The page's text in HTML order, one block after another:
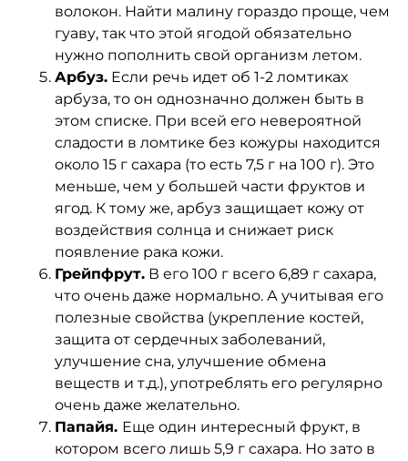
волокон. Найти малину гораздо проще, чем
гуаву, так что этой ягодой обязательно
нужно пополнить свой организм летом.
Арбуз. Если речь идет об 1-2 ломтиках
арбуза, то он однозначно должен быть в
этом списке. При всей его невероятной
сладости в ломтике без кожуры находится
около 15 г сахара (то есть 7,5 г на 100 г). Это
меньше, чем у большей части фруктов и
ягод. К тому же, арбуз защищает кожу от
воздействия солнца и снижает риск
появление рака кожи.
Грейпфрут. В его 100 г всего 6,89 г сахара,
что очень даже нормально. А учитывая его
полезные свойства (укрепление костей,
защита от сердечных заболеваний,
улучшение сна, улучшение обмена
веществ и т.д.), употреблять его регулярно
очень даже желательно.
Папайя. Еще один интересный фрукт, в
котором всего лишь 5,9 г сахара. Но зато в